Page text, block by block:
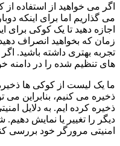
اگر می خواهید از استفاده از
می گذاریم اما برای اینکه
اجازه دهید تا یک کوکی برای
زمان که بخواهید انصراف
تجربه بهتری داشته باشید.
های تنظیم شده را در دامنه
ما یک لیست از کوکی ها
ذخیره می کنیم، بنابراین می
ذخیره کرده ایم. به دلایل
دیگر را تغییر یا نمایش دهیم.
امنیتی مرورگر خود بررسی